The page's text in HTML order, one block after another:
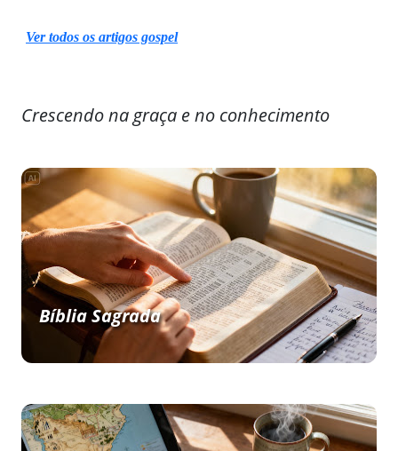
Ver todos os artigos gospel
Crescendo na graça e no conhecimento
Bíblia Sagrada